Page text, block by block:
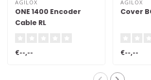
AGILOX
ONE 1400 Encoder
Cable RL
€--,--
AGILOX
Cover
€--,--